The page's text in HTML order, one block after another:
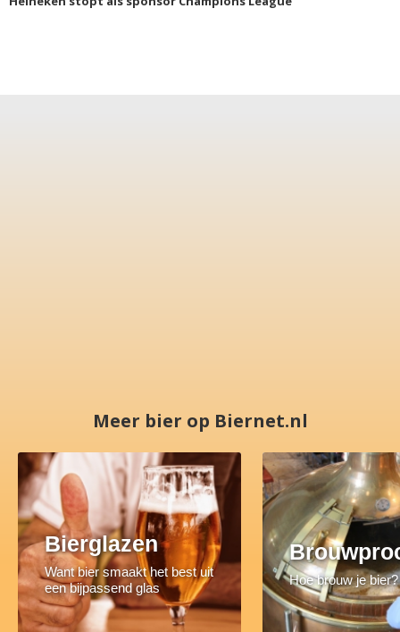
Meer bier op Biernet.nl
Bierglazen
Want bier smaakt het best uit
een bijpassend glas
Hoe brouw je bier?